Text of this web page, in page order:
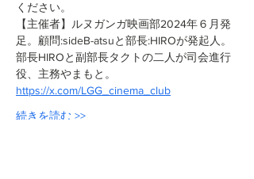
ください。
【主催者】ルヌガンガ映画部2024年６月発
足。顧問:sideB-atsuと部長:HIROが発起人。
部長HIROと副部長タクトの二人が司会進行
役、主務やまもと。
https://x.com/LGG_cinema_club
続きを読む >>